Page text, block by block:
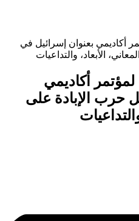
أكاديمي بعنوان إسرائيل في
الأبعاد، والتداعيات
أكاديمي
حرب الإبادة على